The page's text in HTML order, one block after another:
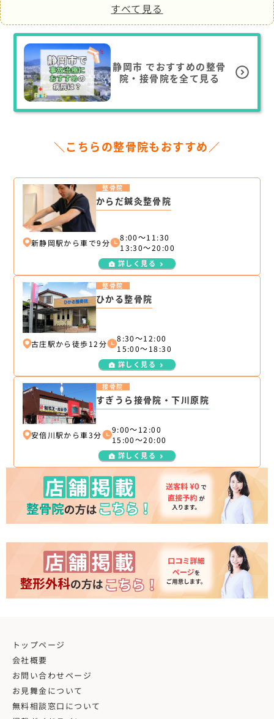
すべて見る
静岡市 でおすすめの整骨
院・接骨院を全て見る
＼こちらの整骨院もおすすめ／
からだ鍼灸整骨院
整骨院
新静岡駅から車で9分
8:00～11:30
13:30～20:00
詳しく見る
ひかる整骨院
整骨院
古庄駅から徒歩12分
8:30～12:00
15:00～18:30
詳しく見る
すぎうら接骨院・下川原院
接骨院
安倍川駅から車3分
9:00～12:00
15:00～20:00
詳しく見る
トップページ
会社概要
お問い合わせページ
お見舞金について
無料相談窓口について